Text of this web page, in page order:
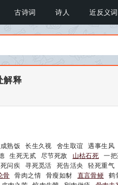
古诗词 诗人 近反义词
解释
熟饭 长生久视 舍生取谊 遇事生风
生死无贰 尽节死敌 山枯石死 一
问疾 寻死觅活 死告活央 轻死重气
骨 骨肉之情 骨瘦如豺 直言骨鲠 鹤